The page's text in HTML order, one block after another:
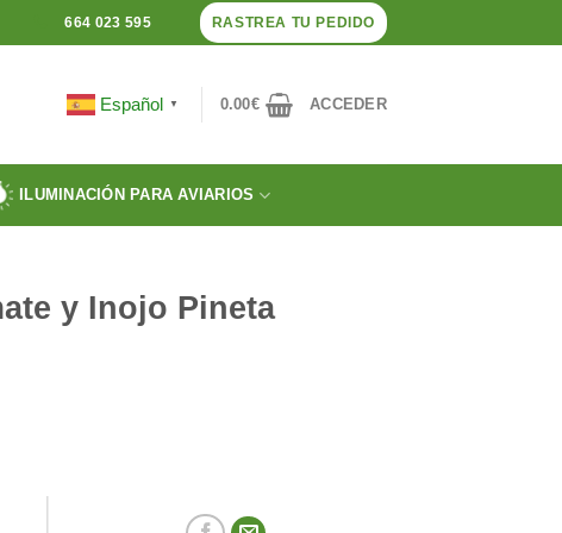
664 023 595 RASTREA TU PEDIDO
Español ▼ 0.00€ ACCEDER
ILUMINACIÓN PARA AVIARIOS
y Inojo Pineta